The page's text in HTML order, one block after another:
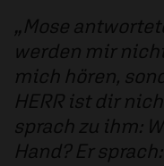
Mose
werden mir
mich hören,
HERR ist dir
sprach zu ihm:
Hand? Er